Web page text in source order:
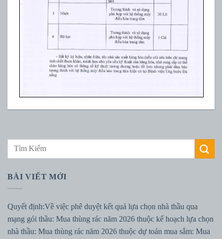
BÀI VIẾT MỚI
Quyết định:Về việc phê duyệt kết quả lựa chọn nhà thầu qua
mạng gói thầu: Mua thùng rác năm 2026 thuộc kế hoạch lựa chọn
nhà thầu: Mua thùng rác năm 2026 thuộc dự toán mua sắm: Mua